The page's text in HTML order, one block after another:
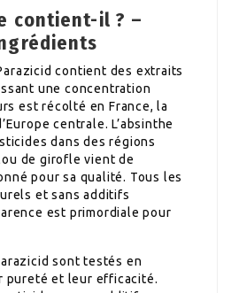
contient-il ? –
contient des extraits
une concentration
est récolté en France, la
centrale. L’absinthe
dans des régions
de girofle vient de
pour sa qualité. Tous les
et sans additifs
est primordiale pour
sont testés en
pureté et leur efficacité.